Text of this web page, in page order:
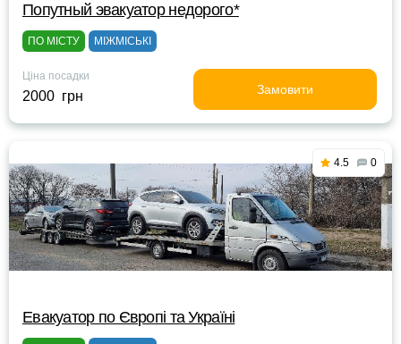
Попутный эвакуатор недорого*
ПО МІСТУ МІЖМІСЬКІ
Ціна посадки
2000 грн Замовити
4.5 0
Евакуатор по Європі та Україні